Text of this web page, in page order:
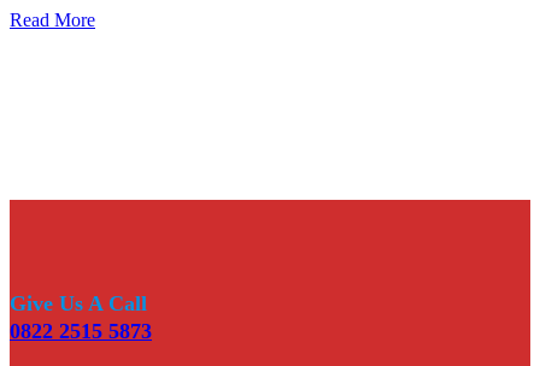
Read More
Give Us A Call
0822 2515 5873